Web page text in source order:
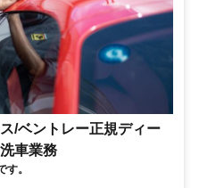
/ベントレー正規ディー
車業務
。